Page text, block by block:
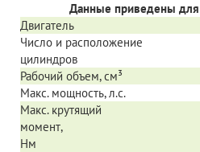
Данные приведены для
Двигатель
Число и расположение
цилиндров
Рабочий объем, см³
Макс. мощность, л.с.
Макс. крутящий
момент,
Нм